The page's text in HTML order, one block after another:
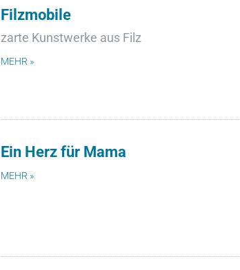
Filzmobile
zarte Kunstwerke aus Filz
MEHR »
Ein Herz für Mama
MEHR »